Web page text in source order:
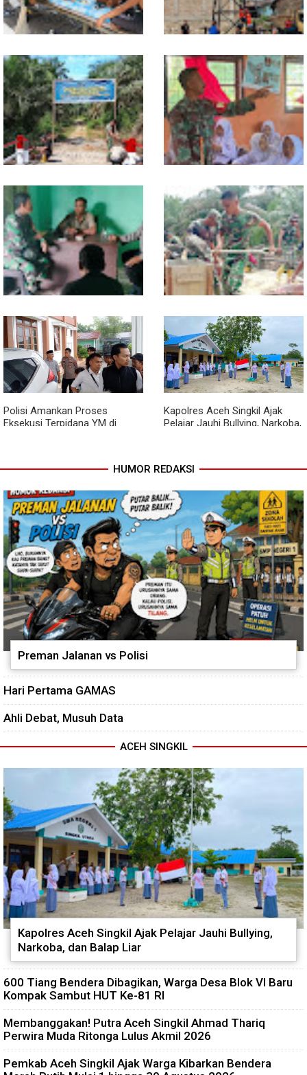
Lewat Komsos di Warung
Kopi, Babinsa Bangun Sinergi
dan Kekompakan Warga
Progres TNI AD Manunggal Air
Dikebut, Babinsa dan Warga
Dirikan Tower Polytank di
Belegen Mulia
Kodim 0118 Tancap Gas
Rampungkan Finishing
Jembatan Garuda
Melalui Wasbang, Babinsa
Bentuk Karakter dan Jiwa
Patriotisme Pelajar
Babinsa dan Bhabinkamtibmas
Ajak Warga Semarakkan HUT
RI ke-81 dengan Kibarkan
Merah Putih
Cuaca Tak Jadi Penghalang,
Pengecoran Kepala Jembatan
Garuda dan Pengacian Terus
Dikebut
Polisi Amankan Proses
Eksekusi Terpidana YM di
Kapolres Aceh Singkil Ajak
Pelajar Jauhi Bullying, Narkoba,
HUMOR REDAKSI
Preman Jalanan vs Polisi
Hari Pertama GAMAS
Ahli Debat, Musuh Data
ACEH SINGKIL
Kapolres Aceh Singkil Ajak Pelajar Jauhi Bullying,
Narkoba, dan Balap Liar
600 Tiang Bendera Dibagikan, Warga Desa Blok VI Baru
Kompak Sambut HUT Ke-81 RI
Membanggakan! Putra Aceh Singkil Ahmad Thariq
Perwira Muda Ritonga Lulus Akmil 2026
Pemkab Aceh Singkil Ajak Warga Kibarkan Bendera